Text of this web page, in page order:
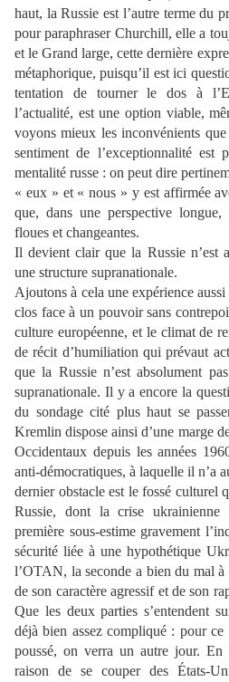
haut, la Russie est l’autre terme du
pour paraphraser Churchill, elle a
et le Grand large, cette dernière
métaphorique, puisqu’il est ici
tentation de tourner le dos à
l’actualité, est une option viable,
voyons mieux les inconvénients
sentiment de l’exceptionnalité est
mentalité russe : on peut dire
« eux » et « nous » y est affirmée
que, dans une perspective
floues et changeantes.
Il devient clair que la Russie n’est
une structure supranationale.
Ajoutons à cela une expérience
clos face à un pouvoir sans
culture européenne, et le climat de
de récit d’humiliation qui prévaut
que la Russie n’est absolument
supranationale. Il y a encore la
du sondage cité plus haut se
Kremlin dispose ainsi d’une marge
Occidentaux depuis lesannées
anti-démocratiques, à laquelle il n’a
dernier obstacle est le fossé culturel
Russie, dont la crise
première sous-estime gravement
sécurité liée à une hypothétique
l’OTAN, la seconde a bien du mal
de son caractère agressif et de son
Que les deux parties s’entendent
déjà bien assez compliqué : pour ce
poussé, on verra un autre jour. En
raison de se couper des États-